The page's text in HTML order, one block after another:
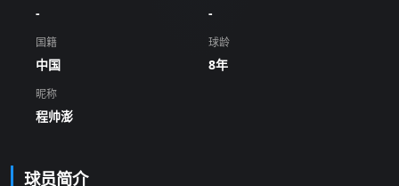
- -
国籍
中国
球龄
8年
昵称
程帅澎
球员简介